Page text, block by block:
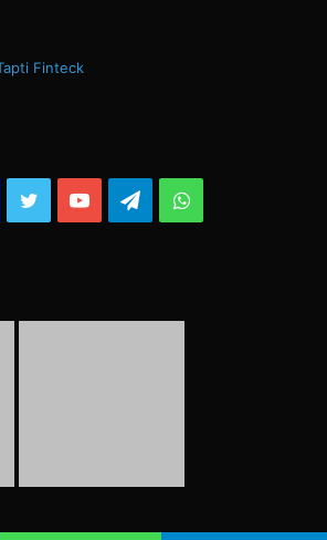
Finteck
TwitterYouTubeTelegramWhatsApp